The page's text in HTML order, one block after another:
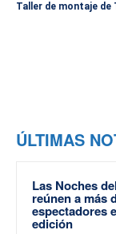
Taller de montaje de
ÚLTIMAS
Las Noches
reúnen a más
espectadores
edición